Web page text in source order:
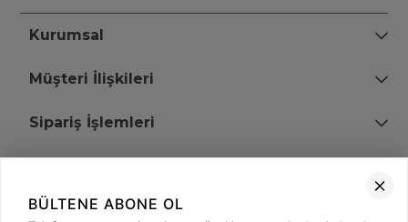
Kurumsal
Müşteri İlişkileri
Sipariş İşlemleri
+90 (850) 473 08 08
BÜLTENE ABONE OL